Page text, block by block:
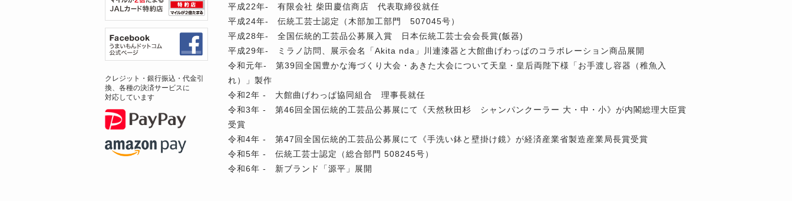
平成22年- 有限会社 柴田慶信商店 代表取締役就任
平成24年- 伝統工芸士認定（木部加工部門 507045号）
平成28年- 全国伝統的工芸品公募展入賞 日本伝統工芸士会会長賞(飯器)
平成29年- ミラノ訪問、展示会名「Akita nda」川連漆器と大館曲げわっぱのコラボレーション商品展開
令和元年- 第39回全国豊かな海づくり大会・あきた大会について天皇・皇后両陛下様「お手渡し容器（稚魚入
れ）」製作
令和2年 - 大館曲げわっぱ協同組合 理事長就任
令和3年 - 第46回全国伝統的工芸品公募展にて《天然秋田杉 シャンパンクーラー 大・中・小》が内閣総理大臣賞
受賞
令和4年 - 第47回全国伝統的工芸品公募展にて《手洗い鉢と壁掛け鏡》が経済産業省製造産業局長賞受賞
令和5年 - 伝統工芸士認定（総合部門 508245号）
令和6年 - 新ブランド「源平」展開
クレジット・銀行振込・代金引
換、各種の決済サービスに
対応しています